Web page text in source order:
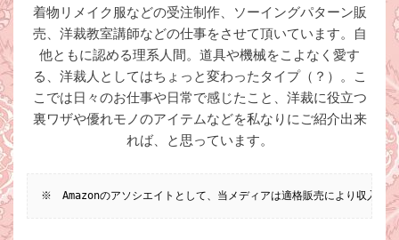
着物リメイク服などの受注制作、ソーイングパターン販
売、洋裁教室講師などの仕事をさせて頂いています。自
他ともに認める理系人間。道具や機械をこよなく愛す
る、洋裁人としてはちょっと変わったタイプ（？）。こ
こでは日々のお仕事や日常で感じたこと、洋裁に役立つ
裏ワザや優れモノのアイテムなどを私なりにご紹介出来
れば、と思っています。
※　Amazonのアソシエイトとして、当メディアは適格販売により収入を